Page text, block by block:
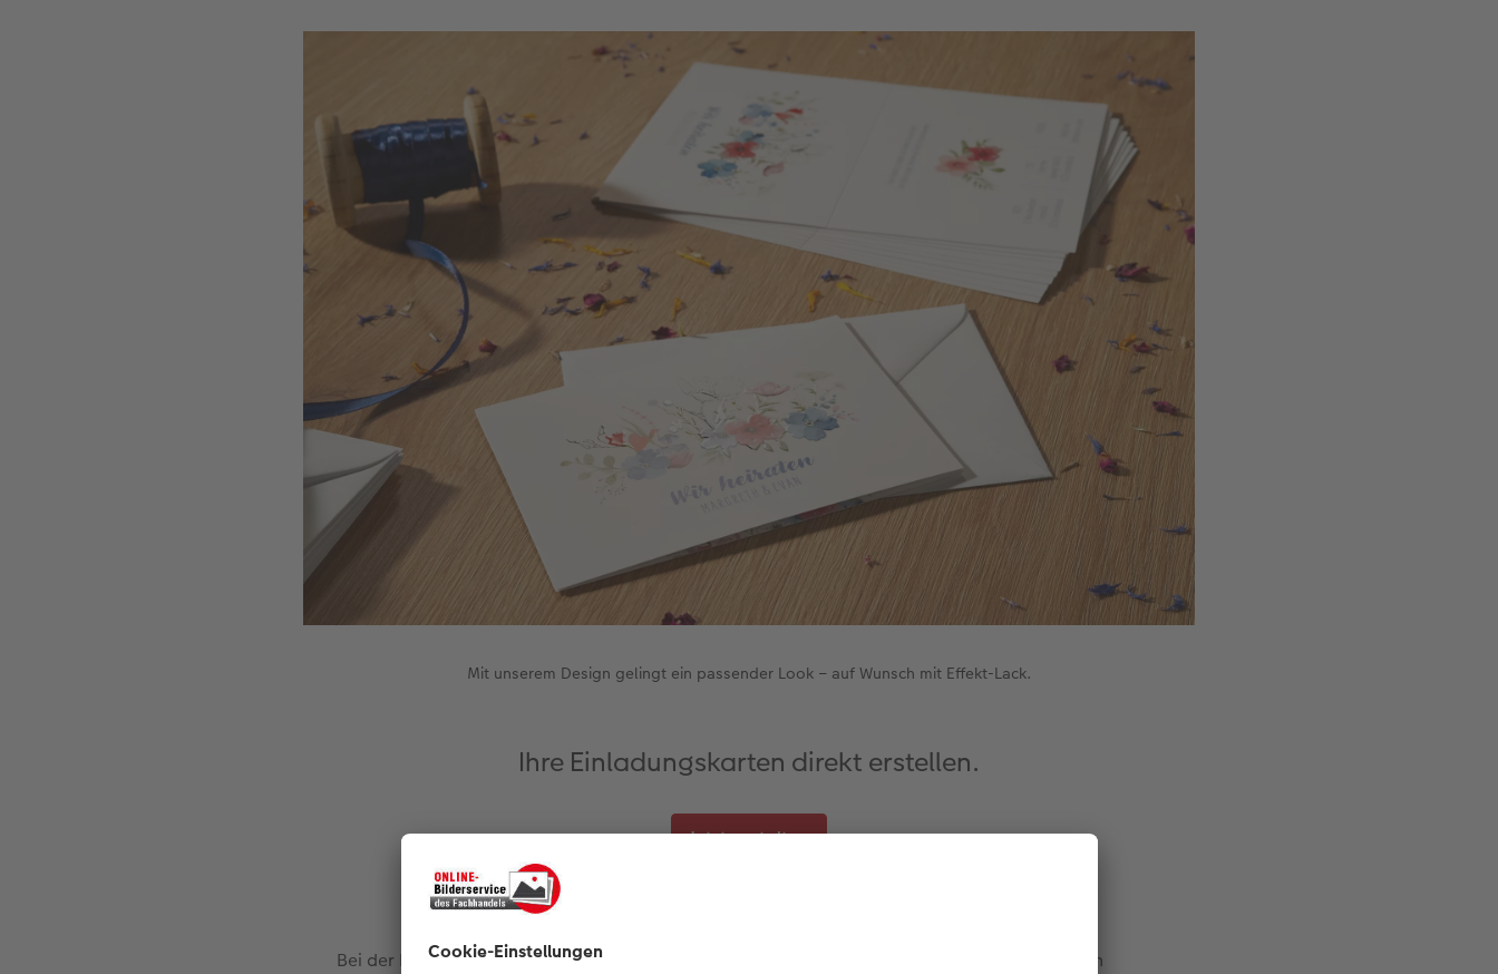
Mit unserem Design gelingt ein passender Look – auf Wunsch mit Effekt-Lack.
Ihre Einladungskarten direkt erstellen.
Jetzt gestalten
Bei der Klappkarte Klassik im Querformat können Sie die Vorder-, Rück- und zwei Innenseiten